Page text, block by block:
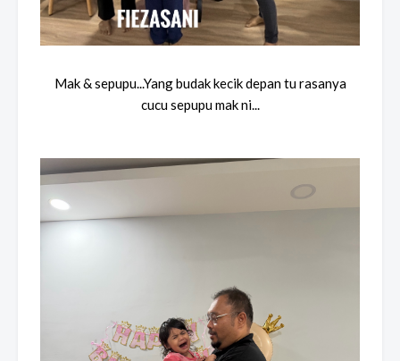
Mak & sepupu...Yang budak kecik depan tu rasanya
cucu sepupu mak ni...